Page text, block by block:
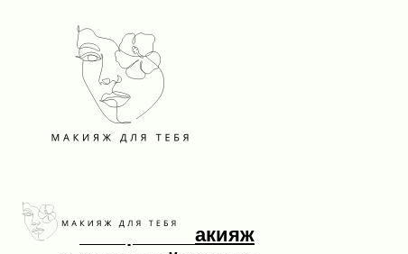
Макияж
Вечерний макияж